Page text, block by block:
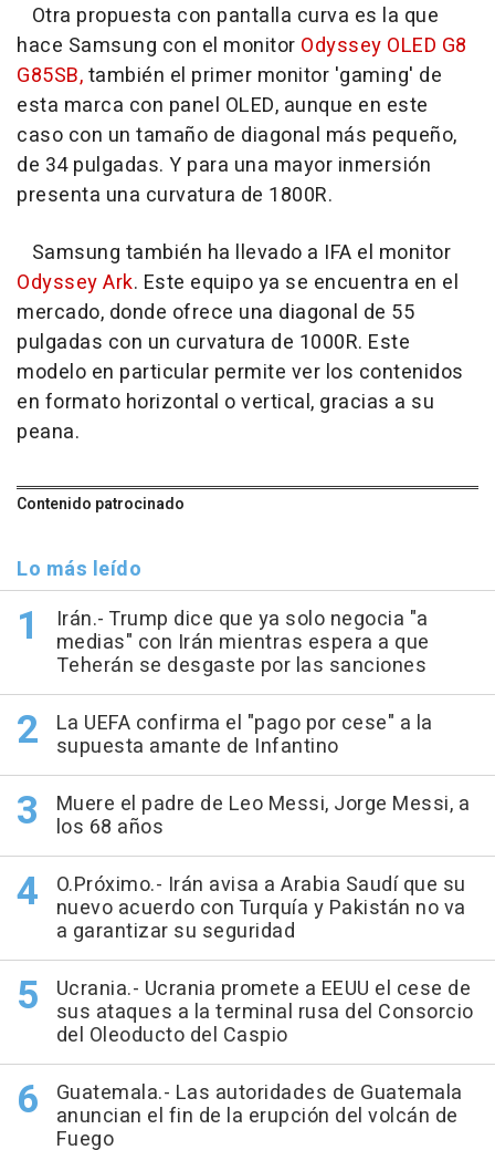
Otra propuesta con pantalla curva es la que
hace Samsung con el monitor Odyssey OLED G8
G85SB,también el primer monitor 'gaming' de
esta marca con panel OLED, aunque en este
caso con un tamaño de diagonal más pequeño,
de 34 pulgadas. Y para una mayor inmersión
presenta una curvatura de 1800R.
Samsung también ha llevado a IFA el monitor
Odyssey Ark. Este equipo ya se encuentra en el
mercado, donde ofrece una diagonal de 55
pulgadas con un curvatura de 1000R. Este
modelo en particular permite ver los contenidos
en formato horizontal o vertical, gracias a su
peana.
Contenido patrocinado
Lo más leído
Irán.- Trump dice que ya solo negocia "a
medias" con Irán mientras espera a que
Teherán se desgaste por las sanciones
La UEFA confirma el "pago por cese" a la
supuesta amante de Infantino
Muere el padre de Leo Messi, Jorge Messi, a
los 68 años
O.Próximo.- Irán avisa a Arabia Saudí que su
nuevo acuerdo con Turquía y Pakistán no va
a garantizar su seguridad
Ucrania.- Ucrania promete a EEUU el cese de
sus ataques a la terminal rusa del Consorcio
del Oleoducto del Caspio
Guatemala.- Las autoridades de Guatemala
anuncian el fin de la erupción del volcán de
Fuego